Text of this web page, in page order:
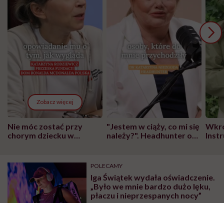
Zobacz więcej
Nie móc zostać przy
chorym dziecku w
może chyba tylko
głupota i brak
wyobraźni"
"Jestem w ciąży, co mi się
należy?". Headhunter o
pracy
POLECAMY
Iga Świątek wydała oświadczenie.
„Było we mnie bardzo dużo lęku,
płaczu i nieprzespanych nocy”